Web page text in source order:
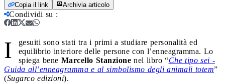
Copia il link Archivia articolo
Condividi su :
I
gesuiti sono stati tra i primi a studiare personalità ed
equilibrio interiore delle persone con l’enneagramma. Lo
spiega bene Marcello Stanzione nel libro “Che tipo sei -
Guida all’enneagramma e al simbolismo degli animali totem”
(Sugarco edizioni).